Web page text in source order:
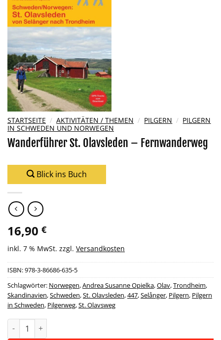
STARTSEITE / AKTIVITÄTEN / THEMEN / PILGERN / PILGERN
IN SCHWEDEN UND NORWEGEN
Wanderführer St. Olavsleden – Fernwanderweg
Blick ins Buch
16,90 €
inkl. 7 % MwSt. zzgl. Versandkosten
ISBN:978-3-86686-635-5
Schlagwörter: Norwegen,Andrea Susanne Opielka,Olav,Trondheim,
Skandinavien,Schweden,St. Olavsleden,447,Selånger, Pilgern, Pilgern
in Schweden, Pilgerweg,St. Olavsweg
Wanderführer St. Olavsleden - Fernwanderweg Menge
Alternative: